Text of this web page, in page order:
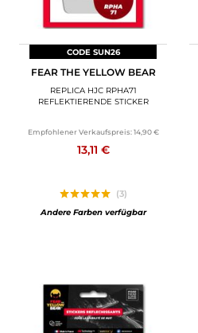
CODE SUN26
FEAR THE YELLOW BEAR
REPLICA HJC RPHA71
REFLEKTIERENDE STICKER
Empfohlener Verkaufspreis: 14,90 €
13,11 €
(3)
Andere Farben verfügbar